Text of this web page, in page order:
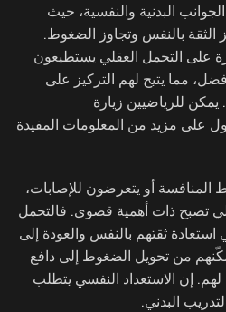
البدنية والنفسية، حيث
الثقة بالنفس وتجاوز الضغوط.
على التحمل العقلي يستطيعون
مما يتيح لهم التركيز على
يمكن للرياضيين زيارة
على مزيد من المعلومات المفيدة
المنافسة أو يتعرضون للإصابات،
تصبح ذات أهمية قصوى. فالتحمل
ثقتهم بالنفس والعودة إلى
من تحويل الضغوط إلى دافع
لهم. إن الاستعداد النفسي يتطلب
البدني.